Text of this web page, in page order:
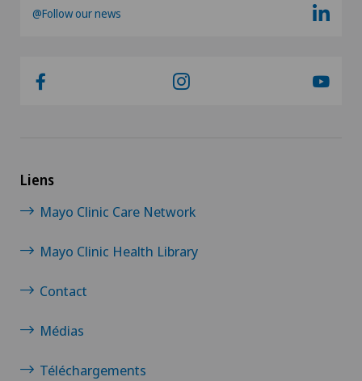
@Follow our news
Liens
Mayo Clinic Care Network
Mayo Clinic Health Library
Contact
Médias
Téléchargements